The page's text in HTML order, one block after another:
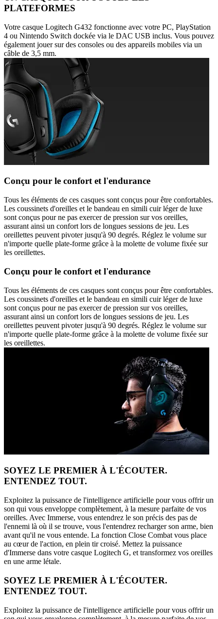
PLATEFORMES
Votre casque Logitech G432 fonctionne avec votre PC, PlayStation
4 ou Nintendo Switch dockée via le DAC USB inclus. Vous pouvez
également jouer sur des consoles ou des appareils mobiles via un
câble de 3,5 mm.
Conçu pour le confort et l'endurance
Tous les éléments de ces casques sont conçus pour être confortables.
Les coussinets d'oreilles et le bandeau en simili cuir léger de luxe
sont conçus pour ne pas exercer de pression sur vos oreilles,
assurant ainsi un confort lors de longues sessions de jeu. Les
oreillettes peuvent pivoter jusqu'à 90 degrés. Réglez le volume sur
n'importe quelle plate-forme grâce à la molette de volume fixée sur
les oreillettes.
Conçu pour le confort et l'endurance
Tous les éléments de ces casques sont conçus pour être confortables.
Les coussinets d'oreilles et le bandeau en simili cuir léger de luxe
sont conçus pour ne pas exercer de pression sur vos oreilles,
assurant ainsi un confort lors de longues sessions de jeu. Les
oreillettes peuvent pivoter jusqu'à 90 degrés. Réglez le volume sur
n'importe quelle plate-forme grâce à la molette de volume fixée sur
les oreillettes.
SOYEZ LE PREMIER À L'ÉCOUTER.
ENTENDEZ TOUT.
Exploitez la puissance de l'intelligence artificielle pour vous offrir un
son qui vous enveloppe complètement, à la mesure parfaite de vos
oreilles. Avec Immerse, vous entendrez le son précis des pas de
l'ennemi là où il se trouve, vous l'entendrez recharger son arme, bien
avant qu'il ne vous entende. La fonction Close Combat vous place
au cœur de l'action, en plein tir croisé. Mettez la puissance
d'Immerse dans votre casque Logitech G, et transformez vos oreilles
en une arme létale.
SOYEZ LE PREMIER À L'ÉCOUTER.
ENTENDEZ TOUT.
Exploitez la puissance de l'intelligence artificielle pour vous offrir un